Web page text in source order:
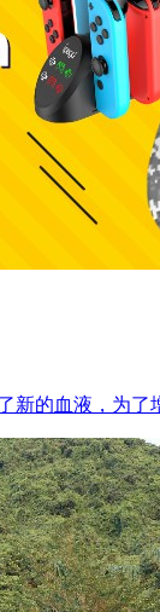
新的血液，为